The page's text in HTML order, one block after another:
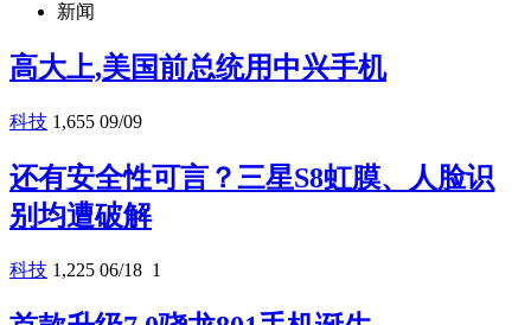
新闻
高大上,美国前总统用中兴手机
科技 1,655 09/09
还有安全性可言？三星S8虹膜、人脸识
别均遭破解
科技 1,225 06/18 1